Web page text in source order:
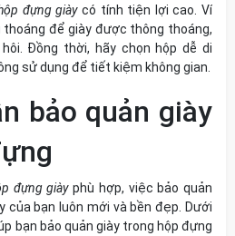
đựng giàycó tính tiện lợi cao. Ví
để giày được thông thoáng,
Đồng thời, hãy chọn hộp dễ di
sử dụng để tiết kiệm không gian.
bảo quản giày
đựng giàyphù hợp, việc bảo quản
của bạn luôn mới và bền đẹp. Dưới
bạn bảo quản giày trong hộp đựng